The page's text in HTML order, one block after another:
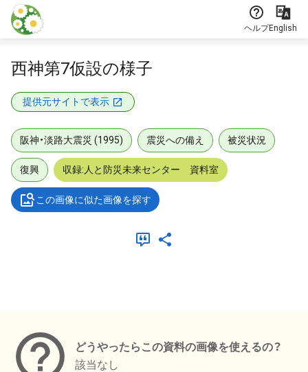
本文に飛ぶ
ヘルプEnglish
西神第7仮設の様子
提供元サイトで表示
阪神・淡路大震災 (1995) 震災への備え 被災状況
復興 収録:人と防災未来センター 資料室
この画像に似た画像を探す
どうやったらこの資料の画像を使えるの？
該当なし